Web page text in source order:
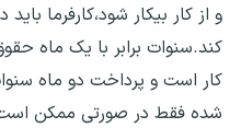
و از کار بیکار شود،کارفرما
کند.سنوات برابر با یک ماه
کار است و پرداخت دو ماه
شده فقط در صورتی ممکن است